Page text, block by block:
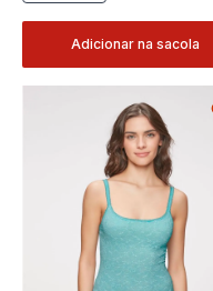
Adicionar na sacola